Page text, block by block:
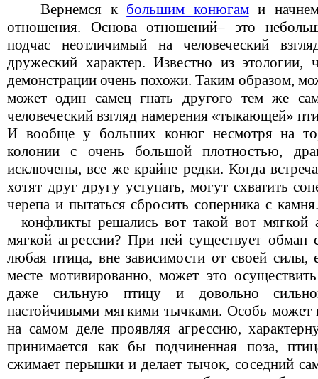
Вернемся к большим конюгами начнем
отношения. Основа отношений– это
подчас неотличимый на человеческий
дружеский характер. Известно из этологии,
демонстрации очень похожи. Таким образом,
может один самец гнать другого тем же
человеческий взгляд намерения «тыкающей»
И вообще у больших конюг несмотря на
колонии с очень большой плотностью,
исключены, все же крайне редки. Когда
хотят друг другу уступать, могут схватить
черепа и пытаться сбросить соперника с
конфликты решались вот такой вот мягкой
мягкой агрессии? При ней существует обман
любая птица, вне зависимости от своей силы,
месте мотивированно, может это
даже сильную птицу и довольно
настойчивыми мягкими тычками. Особь может
на самом деле проявляя агрессию,
принимается как бы подчиненная поза,
сжимает перышки и делает тычок, соседний